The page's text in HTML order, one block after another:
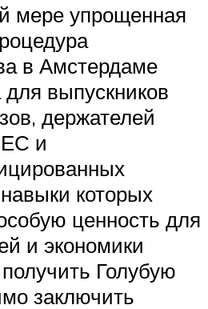
мере упрощенная
в Амстердаме
выпускников
держателей
ЕС и
которых
ценность для
и экономики
Голубую
заключить